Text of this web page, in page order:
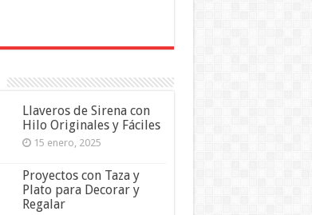
Llaveros de Sirena con
Hilo Originales y Fáciles
15 enero, 2025
Proyectos con Taza y
Plato para Decorar y
Regalar